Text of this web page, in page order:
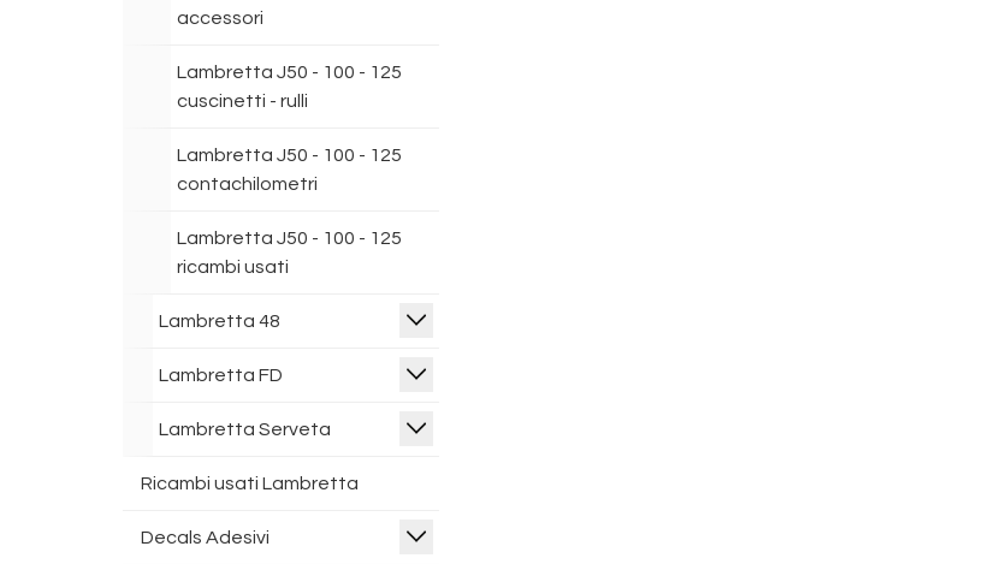
accessori
Lambretta J50 - 100 - 125
cuscinetti - rulli
Lambretta J50 - 100 - 125
contachilometri
Lambretta J50 - 100 - 125
ricambi usati
Lambretta 48
Lambretta FD
Lambretta Serveta
Ricambi usati Lambretta
Decals Adesivi